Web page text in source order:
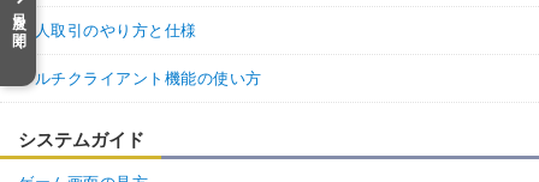
目次を開く個人取引のやり方と仕様
マルチクライアント機能の使い方
システムガイド